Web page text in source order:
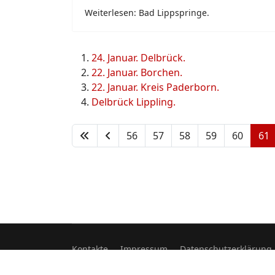
Weiterlesen: Bad Lippspringe.
24. Januar. Delbrück.
22. Januar. Borchen.
22. Januar. Kreis Paderborn.
Delbrück Lippling.
56 57 58 59 60 61
Kontakte Impressum
Datenschutzerklärung